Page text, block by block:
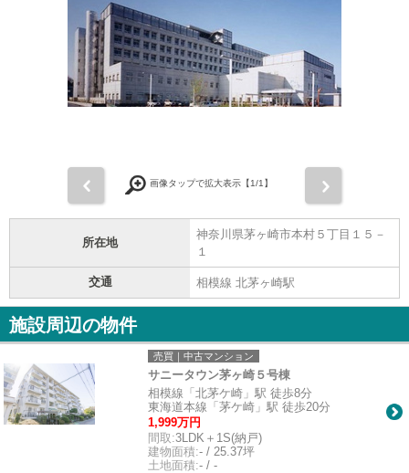
画像タップで拡大表示【1/1】
所在地
神奈川県茅ヶ崎市本村５丁目１５－
１
交通 相模線 北茅ヶ崎駅
施設周辺の物件
売買｜中古マンション
サニータウン茅ヶ崎５号棟
相模線「北茅ケ崎」駅 徒歩8分
東海道本線「茅ケ崎」駅 徒歩20分
1,999万円
間取:3LDK＋1S(納戸)
建物面積:- / 25.37坪
土地面積:- / -